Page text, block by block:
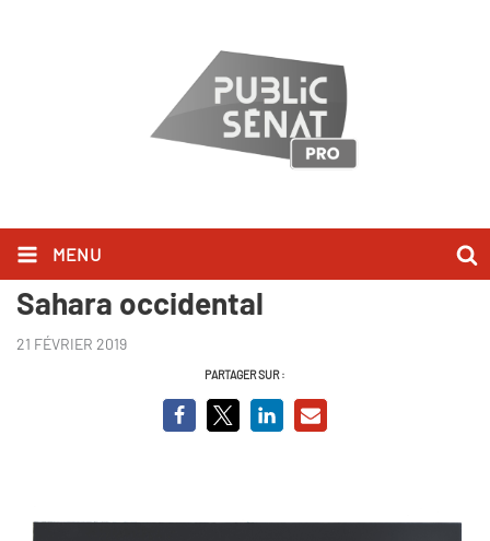
MENU
Danielle Mitterand à Dahkla,
Sahara occidental
21 FÉVRIER 2019
PARTAGER SUR :